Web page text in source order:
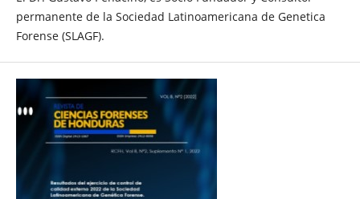
permanente de la Sociedad Latinoamericana de Genetica
Forense (SLAGF).